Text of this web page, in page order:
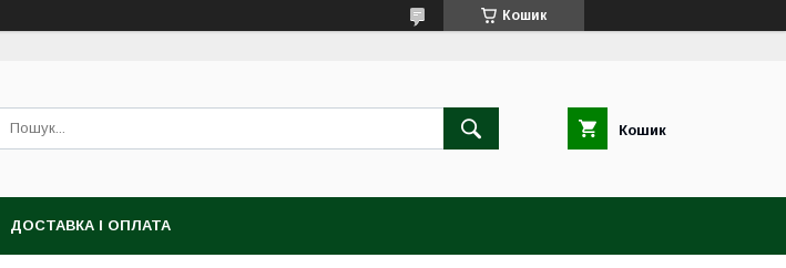
Кошик
Кошик
ДОСТАВКА І ОПЛАТА